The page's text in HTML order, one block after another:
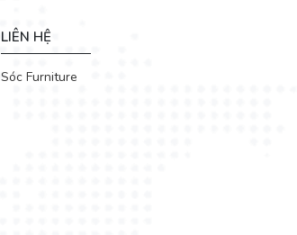
LIÊN HỆ
Sóc Furniture